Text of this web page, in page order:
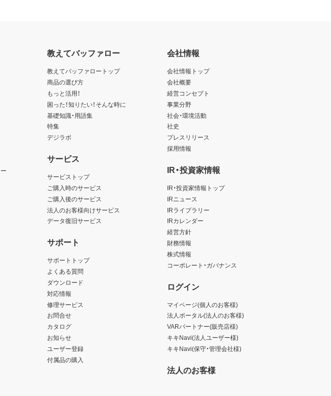
教えてバッファロー
教えてバッファロートップ
商品の選び方
もっと活用！
困った！知りたい！そんな時に
基礎知識・用語集
特集
デジラボ
サービス
サービストップ
ご購入時のサービス
ご購入後のサービス
法人のお客様向けサービス
データ復旧サービス
サポート
サポートトップ
よくある質問
ダウンロード
対応情報
修理サービス
お問合せ
カタログ
お知らせ
ユーザー登録
付属品の購入
会社情報
会社情報トップ
会社概要
経営コンセプト
事業分野
社会・環境活動
社史
プレスリリース
採用情報
IR・投資家情報
IR・投資家情報トップ
IRニュース
IRライブラリー
IRカレンダー
経営方針
財務情報
株式情報
コーポレート・ガバナンス
ログイン
マイページ(個人のお客様)
法人ポータル(法人のお客様)
VARパートナー(販売店様)
キキNavi(法人ユーザー様)
キキNavi(保守・管理会社様)
法人のお客様